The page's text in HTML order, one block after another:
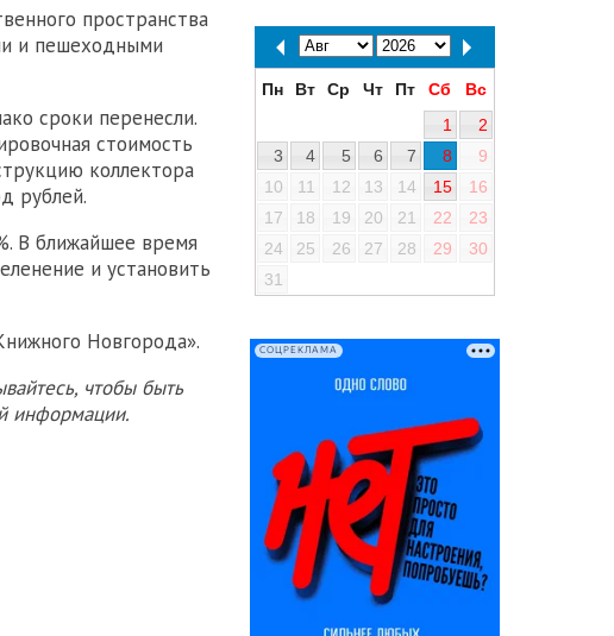
пространства
и пешеходными
сроки перенесли.
стоимость
коллектора
рублей.
В ближайшее время
и установить
Новгорода».
чтобы быть
информации.
Пн Вт Ср Чт Пт Сб
Вс
1
2
3
4 5 6 7 8
9
10
11 12 13 14 15
16
17
18 19 20 21 22
23
24
25 26 27 28 29
30
31
СОЦРЕКЛАМА